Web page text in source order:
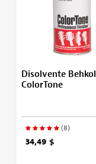
Disolvente Behkol
ColorTone
(8)
34,49 $